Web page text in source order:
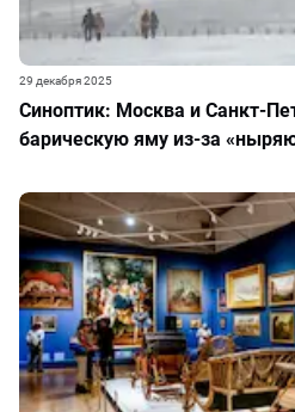
Синоптик: Москва и Санкт-
барическую яму из-за
29 декабря 2025